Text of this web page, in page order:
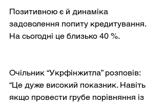
Позитивною є й динаміка
задоволення попиту кредитування.
На сьогодні це близько 40 %.
Очільник “Укрфінжитла” розповів:
“Це дуже високий показник. Навіть
якщо провести грубе порівняння із